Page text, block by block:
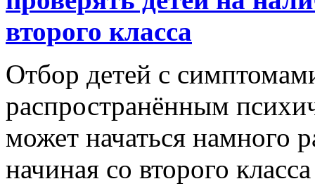
второго класса
Отбор детей с
распространённым
может начаться намного
начиная со второго